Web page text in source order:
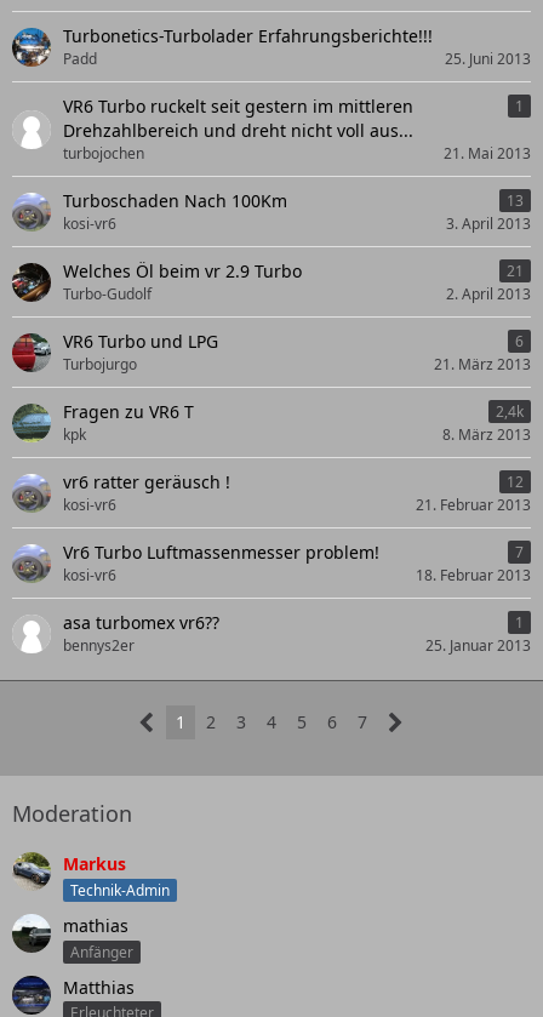
Turbonetics-Turbolader Erfahrungsberichte!!!
Padd 25. Juni 2013
VR6 Turbo ruckelt seit gestern im mittleren
Drehzahlbereich und dreht nicht voll aus...
1
turbojochen 21. Mai 2013
Turboschaden Nach 100Km
13
kosi-vr6
3. April 2013
Welches Öl beim vr 2.9 Turbo
21
Turbo-Gudolf
2. April 2013
VR6 Turbo und LPG
6
Turbojurgo
21. März 2013
Fragen zu VR6 T
2,4k
kpk
8. März 2013
vr6 ratter geräusch !
12
kosi-vr6
21. Februar 2013
Vr6 Turbo Luftmassenmesser problem!
7
kosi-vr6
18. Februar 2013
asa turbomex vr6??
1
bennys2er
25. Januar 2013
1 2 3 4 5 6 7
Moderation
Markus
Technik-Admin
mathias
Anfänger
Matthias